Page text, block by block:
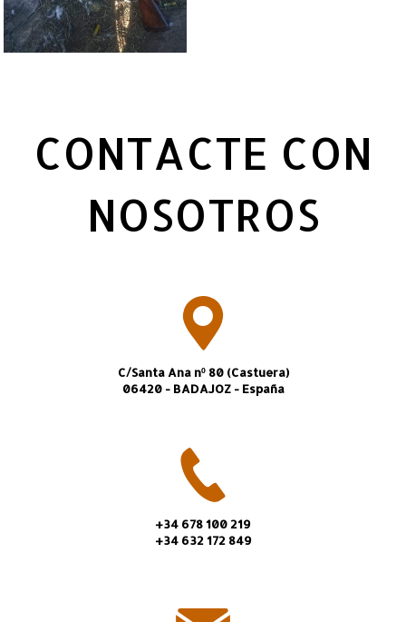
CONTACTE CON
NOSOTROS
C/Santa Ana nº 80 (Castuera)
06420 - BADAJOZ - España
+34 678 100 219
+34 632 172 849